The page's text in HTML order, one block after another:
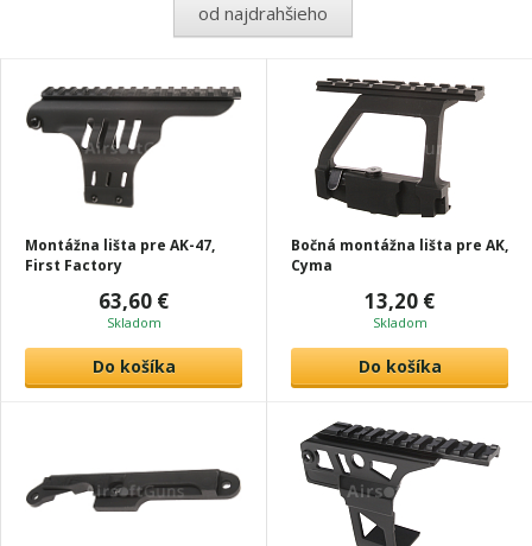
od najdrahšieho
Montážna lišta pre AK-47,
First Factory
63,60 €
Skladom
Do košíka
Bočná montážna lišta pre AK,
Cyma
13,20 €
Skladom
Do košíka